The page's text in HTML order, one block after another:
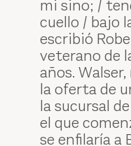
mi sino; /
cuello / bajo
escribió
veterano de
años.
la oferta de
la sucursal
el que
se enfilaría a